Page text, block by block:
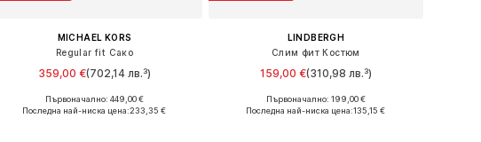
MICHAEL KORS
Regular fit Сако
359,00 €(702,14 лв.³)
Налични размери: 46, 48, 50, 52, 54, 56
Първоначално: 449,00 €
Последна най-ниска цена:233,35 €
LINDBERGH
Слим фит Костюм
159,00 €(310,98 лв.³)
+3
Предлага се в много размери
Първоначално: 199,00 €
Последна най-ниска цена:135,15 €